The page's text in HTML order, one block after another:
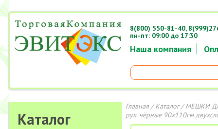
Наша компания
8(800) 550-81-40,
пн-пт: 09:00 до 17:30
Каталог
Главная/Каталог/МЕШКИ
рул. чёрные 90х110см